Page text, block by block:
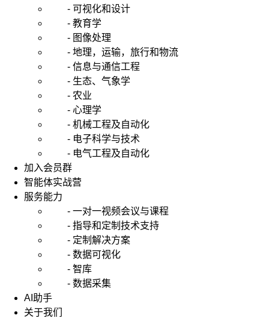
- 可视化和设计
- 教育学
- 图像处理
- 地理，运输，旅行和物流
- 信息与通信工程
- 生态、气象学
- 农业
- 心理学
- 机械工程及自动化
- 电子科学与技术
- 电气工程及自动化
加入会员群
智能体实战营
服务能力
- 一对一视频会议与课程
- 指导和定制技术支持
- 定制解决方案
- 数据可视化
- 智库
- 数据采集
AI助手
关于我们